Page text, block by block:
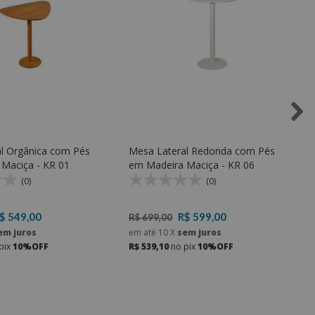
Orgânica com Pés
- KR 01
(0)
549,00
juros
10%OFF
Mesa Lateral Redonda com Pés
em Madeira Maciça - KR 06
(0)
R$ 699,00 R$ 599,00
em até 10X sem juros
R$ 539,10no pix10%OFF